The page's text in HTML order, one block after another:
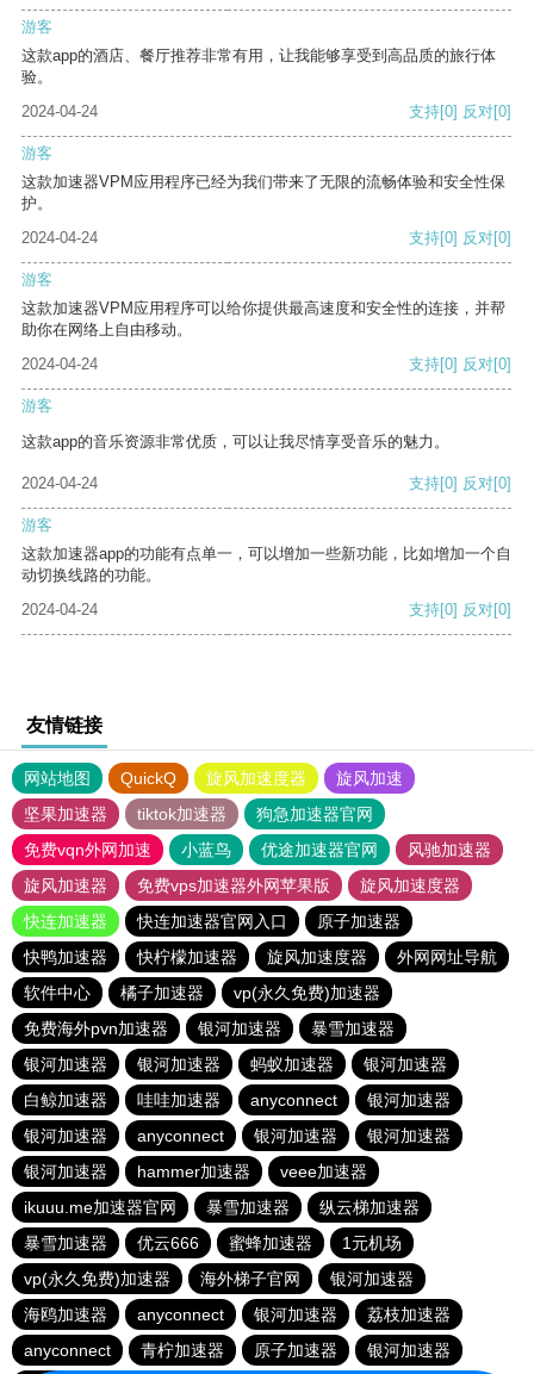
游客
这款app的酒店、餐厅推荐非常有用，让我能够享受到高品质的旅行体
验。
2024-04-24
支持[0] 反对[0]
游客
这款加速器VPM应用程序已经为我们带来了无限的流畅体验和安全性保
护。
2024-04-24
支持[0] 反对[0]
游客
这款加速器VPM应用程序可以给你提供最高速度和安全性的连接，并帮
助你在网络上自由移动。
2024-04-24
支持[0] 反对[0]
游客
这款app的音乐资源非常优质，可以让我尽情享受音乐的魅力。
2024-04-24 支持[0] 反对[0]
游客
这款加速器app的功能有点单一，可以增加一些新功能，比如增加一个自
动切换线路的功能。
2024-04-24
支持[0] 反对[0]
友情链接
网站地图 QuickQ 旋风加速度器
旋风加速
坚果加速器
tiktok加速器
狗急加速器官网
免费vqn外网加速
小蓝鸟 优途加速器官网
风驰加速器
旋风加速器
免费vps加速器外网苹果版
旋风加速度器
快连加速器
快连加速器官网入口
原子加速器
快鸭加速器
快柠檬加速器 旋风加速度器
外网网址导航
软件中心
橘子加速器
vp(永久免费)加速器
免费海外pvn加速器
银河加速器
暴雪加速器
银河加速器
银河加速器 蚂蚁加速器
银河加速器
白鲸加速器
哇哇加速器 anyconnect
银河加速器
银河加速器
anyconnect 银河加速器
银河加速器
银河加速器
hammer加速器
veee加速器
ikuuu.me加速器官网
暴雪加速器
纵云梯加速器
暴雪加速器
优云666 蜜蜂加速器
1元机场
vp(永久免费)加速器
海外梯子官网
银河加速器
海鸥加速器
anyconnect 银河加速器
荔枝加速器
anyconnect
青柠加速器 原子加速器 银河加速器